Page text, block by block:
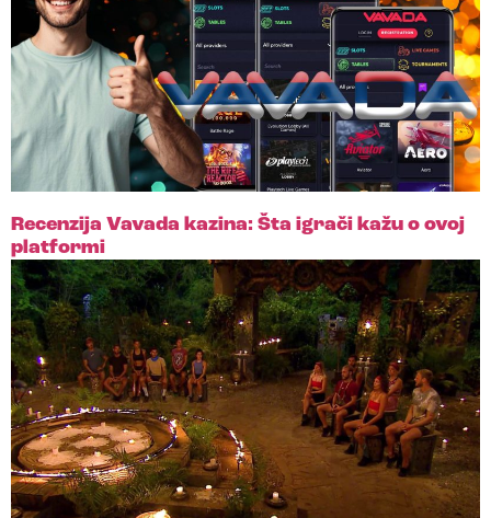
Recenzija Vavada kazina: Šta igrači kažu o ovoj
platformi